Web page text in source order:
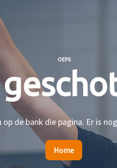
OEPS
de bank die pagina. Er is
Home